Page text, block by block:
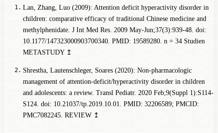
Lan, Zhang, Luo (2009): Attention deficit hyperactivity disorder in
children: comparative efficacy of traditional Chinese medicine and
methylphenidate. J Int Med Res. 2009 May-Jun;37(3):939-48. doi:
10.1177/147323000903700340. PMID: 19589280. n = 34 Studien
METASTUDY ↥
Shrestha, Lautenschleger, Soares (2020): Non-pharmacologic
management of attention-deficit/hyperactivity disorder in children
and adolescents: a review. Transl Pediatr. 2020 Feb;9(Suppl 1):S114-
S124. doi: 10.21037/tp.2019.10.01. PMID: 32206589; PMCID:
PMC7082245. REVIEW ↥